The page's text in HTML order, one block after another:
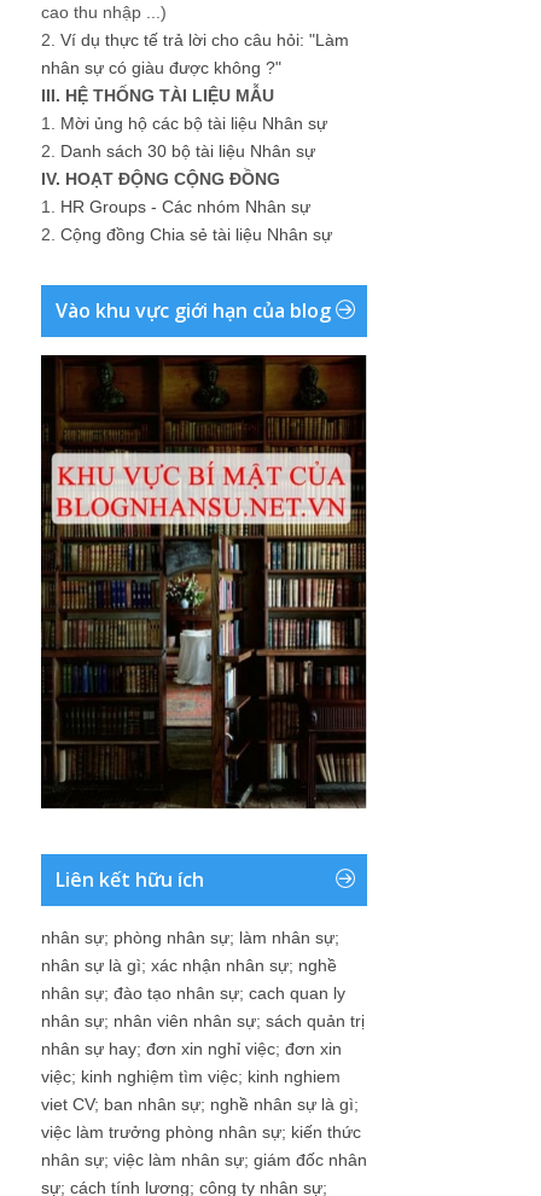
cao thu nhập ...)
2. Ví dụ thực tế trả lời cho câu hỏi: "Làm
nhân sự có giàu được không ?"
III. HỆ THỐNG TÀI LIỆU MẪU
1. Mời ủng hộ các bộ tài liệu Nhân sự
2. Danh sách 30 bộ tài liệu Nhân sự
IV. HOẠT ĐỘNG CỘNG ĐỒNG
1. HR Groups - Các nhóm Nhân sự
2. Cộng đồng Chia sẻ tài liệu Nhân sự
Vào khu vực giới hạn của blog
Liên kết hữu ích
nhân sự; phòng nhân sự; làm nhân sự;
nhân sự là gì; xác nhận nhân sự; nghề
nhân sự; đào tạo nhân sự; cach quan ly
nhân sự; nhân viên nhân sự; sách quản trị
nhân sự hay; đơn xin nghỉ việc; đơn xin
việc; kinh nghiệm tìm việc; kinh nghiem
viet CV; ban nhân sự; nghề nhân sự là gì;
việc làm trưởng phòng nhân sự; kiến thức
nhân sự; việc làm nhân sự; giám đốc nhân
sự; cách tính lương; công ty nhân sự;